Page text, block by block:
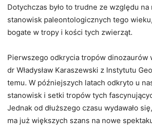
Dotychczas było to trudne ze względu
stanowisk paleontologicznych tego
bogate w tropy i kości tych zwierząt.
Pierwszego odkrycia tropów dinozaurów
dr Władysław Karaszewski z Instytutu
temu. W późniejszych latach odkryto u
stanowisk i setki tropów tych
Jednak od dłuższego czasu wydawało
ma już większych szans na nowe